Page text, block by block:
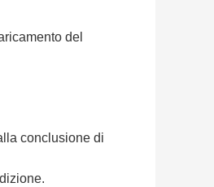
del
conclusione di